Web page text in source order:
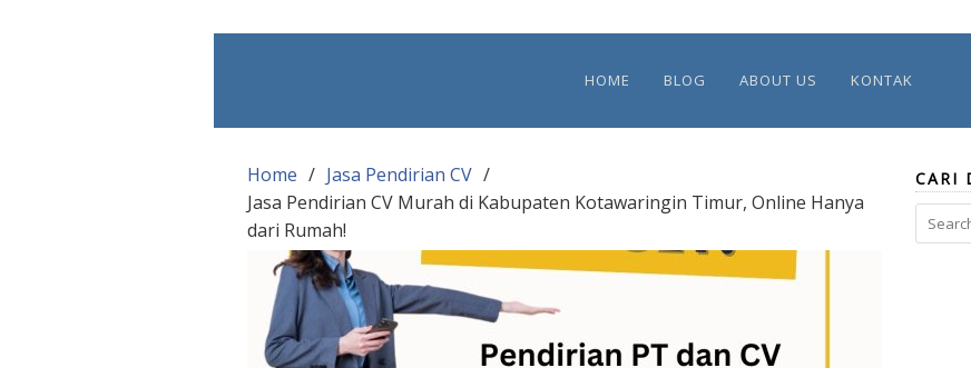
HOME BLOG ABOUT US KONTAK
Home
Jasa Pendirian CV
Jasa Pendirian CV Murah di Kabupaten Kotawaringin Timur, Online Hanya
dari Rumah!
CARI
Search
for: